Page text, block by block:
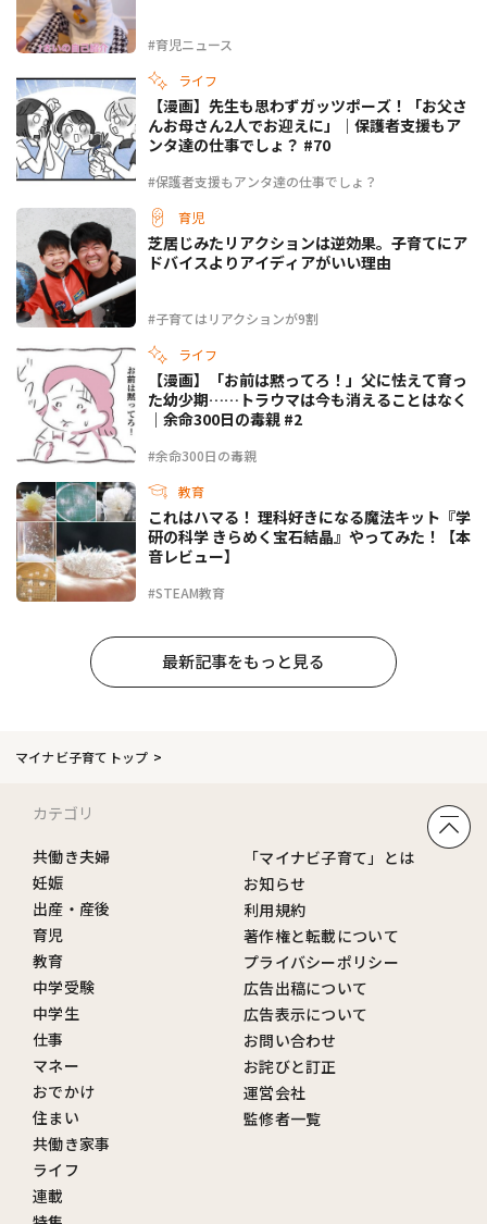
#育児ニュース
ライフ
#保護者支援もアンタ達の仕事でしょ？
【漫画】先生も思わずガッツポーズ！「お父さ
んお母さん2人でお迎えに」｜保護者支援もア
ンタ達の仕事でしょ？ #70
育児
#子育てはリアクションが9割
芝居じみたリアクションは逆効果。子育てにア
ドバイスよりアイディアがいい理由
ライフ
#余命300日の毒親
【漫画】「お前は黙ってろ！」父に怯えて育っ
た幼少期……トラウマは今も消えることはなく
｜余命300日の毒親 #2
教育
#STEAM教育
これはハマる！ 理科好きになる魔法キット『学
研の科学 きらめく宝石結晶』やってみた！【本
音レビュー】
最新記事をもっと見る
マイナビ子育てトップ
カテゴリ
共働き夫婦
妊娠
出産・産後
育児
教育
中学受験
中学生
仕事
マネー
おでかけ
住まい
共働き家事
ライフ
連載
「マイナビ子育て」とは
お知らせ
利用規約
著作権と転載について
プライバシーポリシー
広告出稿について
広告表示について
お問い合わせ
お詫びと訂正
運営会社
監修者一覧